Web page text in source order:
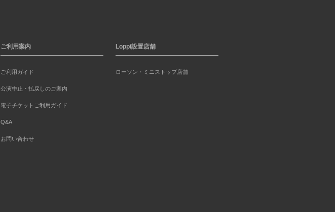
ご利用案内
ご利用ガイド
公演中止・払戻しのご案内
電子チケットご利用ガイド
Q&A
お問い合わせ
Loppi設置店舗
ローソン・ミニストップ店舗